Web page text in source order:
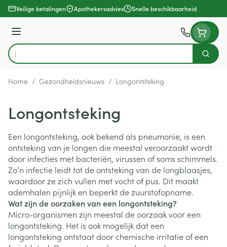
Ga naar de inhoud
Veilige betalingen Apothekersadvies Snelle beschikbaarheid
Menu
Product, merk, categorie...
Zoek
Home / Gezondheidsnieuws / Longontsteking
Longontsteking
Een longontsteking, ook bekend als pneumonie, is een
ontsteking van je longen die meestal veroorzaakt wordt
door infecties met bacteriën, virussen of soms schimmels.
Zo’n infectie leidt tot de ontsteking van de longblaasjes,
waardoor ze zich vullen met vocht of pus. Dit maakt
ademhalen pijnlijk en beperkt de zuurstofopname.
Wat zijn de oorzaken van een longontsteking?
Micro-organismen zijn meestal de oorzaak voor een
longontsteking. Het is ook mogelijk dat een
longontsteking ontstaat door chemische irritatie of een